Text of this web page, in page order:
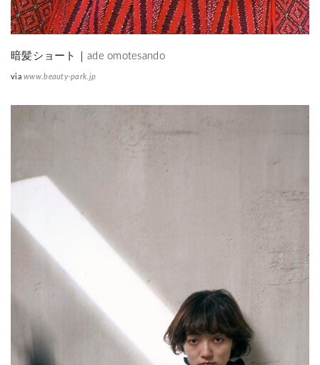
暗髪ショート｜ade omotesando
viawww.beauty-park.jp